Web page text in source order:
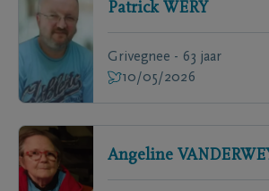
Patrick WERY
Grivegnee - 63 jaar
10/05/2026
Angeline